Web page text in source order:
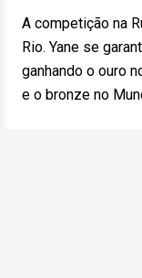
A competição na
Rio. Yane se
ganhando o ouro
e o bronze no